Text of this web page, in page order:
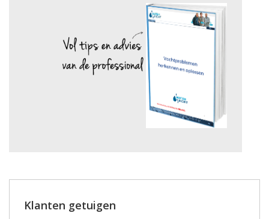
Klanten getuigen